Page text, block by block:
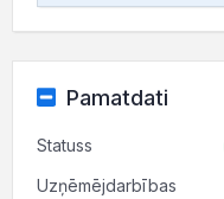
Pamatdati
Statuss
Uzņēmējdarbības